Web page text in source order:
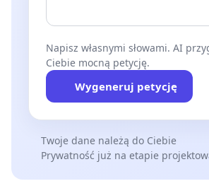
Napisz własnymi słowami. AI
Ciebie mocną petycję.
Wygeneruj petycję
Twoje dane należą do Ciebie
Prywatność już na etapie